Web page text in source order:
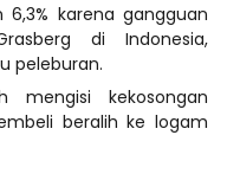
karena gangguan
di Indonesia,
peleburan.
mengisi kekosongan
beralih ke logam